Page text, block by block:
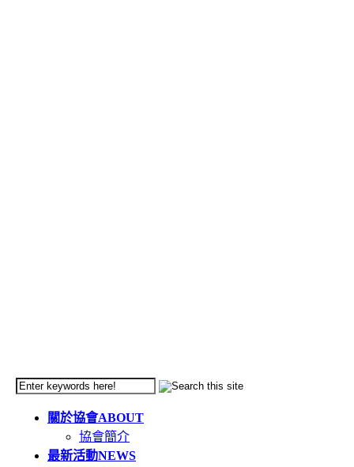
關於協會ABOUT
協會簡介
最新活動NEWS